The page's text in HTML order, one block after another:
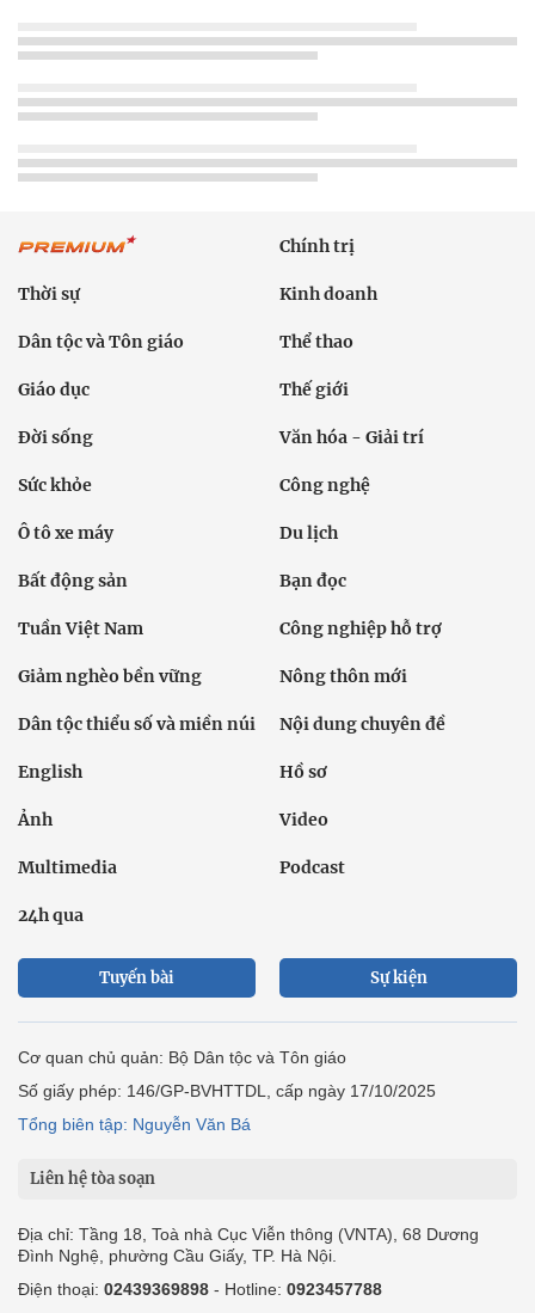
Chính trị
Thời sự Kinh doanh
Dân tộc và Tôn giáo Thể thao
Giáo dục Thế giới
Đời sống Văn hóa - Giải trí
Sức khỏe Công nghệ
Ô tô xe máy Du lịch
Bất động sản Bạn đọc
Tuần Việt Nam Công nghiệp hỗ trợ
Giảm nghèo bền vững Nông thôn mới
Dân tộc thiểu số và miền núi Nội dung chuyên đề
English Hồ sơ
Ảnh Video
Multimedia Podcast
24h qua
Tuyến bài Sự kiện
Cơ quan chủ quản: Bộ Dân tộc và Tôn giáo
Số giấy phép: 146/GP-BVHTTDL, cấp ngày 17/10/2025
Tổng biên tập: Nguyễn Văn Bá
Liên hệ tòa soạn
Địa chỉ: Tầng 18, Toà nhà Cục Viễn thông (VNTA), 68 Dương
Đình Nghệ, phường Cầu Giấy, TP. Hà Nội.
Điện thoại: 02439369898 - Hotline: 0923457788